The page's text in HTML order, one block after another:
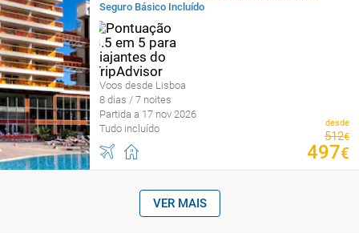
Seguro Básico Incluído
Voos desde Lisboa
8 dias / 7 noites
Partida a 17 nov 2026
Tudo incluído
desde
512€
497€
VER MAIS